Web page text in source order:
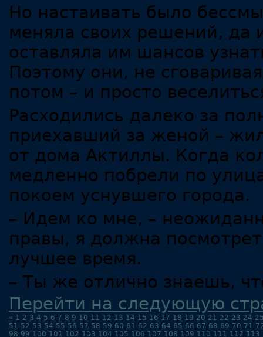
Но настаивать было
меняла своих решений, да
оставляла им шансов
Поэтому они, не
потом – и просто
Расходились далеко за
приехавший за женой –
от дома Актиллы. Когда
медленно побрели по
покоем уснувшего города.
– Идем ко мне, –
правы, я должна
лучшее время.
– Ты же отлично знаешь,
Перейти на следующую
« 1 2 3 4 5 6 7 8 9 10 11 12 13 14 15 16 17 18 19 20 21 22 23 24
51 52 53 54 55 56 57 58 59 60 61 62 63 64 65 66 67 68 69 70 71
98 99 100 101 102 103 104 105 106 107 108 109 110 111 112 113